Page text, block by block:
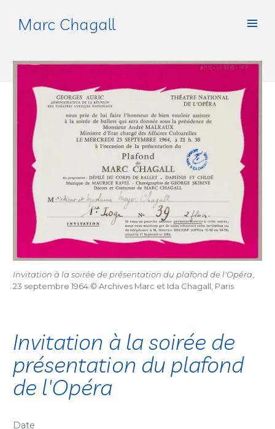
Marc Chagall
Invitation à la soirée de présentation du plafond de l'Opéra
23 septembre 1964 © Archives Marc et Ida Chagall, Paris
Invitation à la soirée de
présentation du plafond
de l'Opéra
Date